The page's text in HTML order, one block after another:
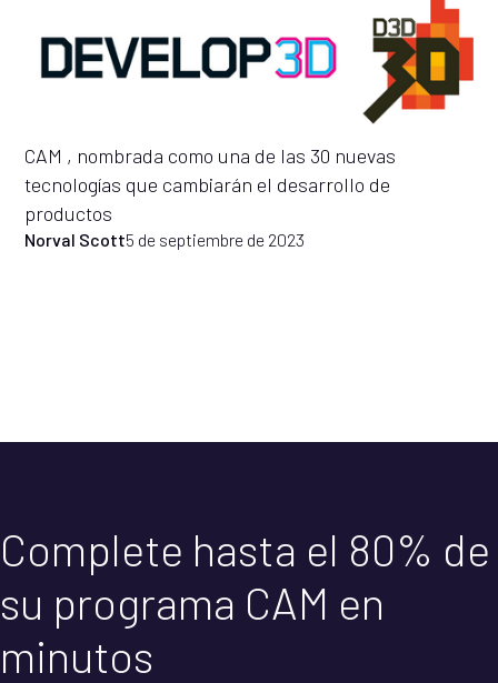
CAM , nombrada como una de las 30 nuevas
tecnologías que cambiarán el desarrollo de
productos
Norval Scott5 de septiembre de 2023
Complete hasta el 80% de
su programa CAM en
minutos